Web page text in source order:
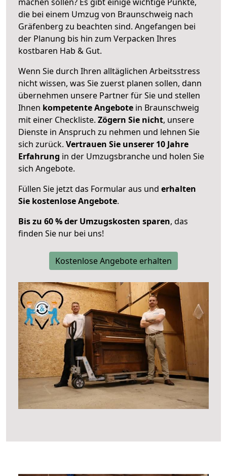
die bei einem Umzug von Braunschweig nach
Gräfenberg zu beachten sind. Angefangen bei
der Planung bis hin zum Verpacken Ihres
kostbaren Hab & Gut.
Wenn Sie durch Ihren alltäglichen Arbeitsstress
nicht wissen, was Sie zuerst planen sollen, dann
übernehmen unsere Partner für Sie und stellen
Ihnen kompetente Angebote in Braunschweig
mit einer Checkliste. Zögern Sie nicht, unsere
Dienste in Anspruch zu nehmen und lehnen Sie
sich zurück. Vertrauen Sie unserer 10 Jahre
Erfahrung in der Umzugsbranche und holen Sie
sich Angebote.
Füllen Sie jetzt das Formular aus und erhalten
Sie kostenlose Angebote.
Bis zu 60 % der Umzugskosten sparen, das
finden Sie nur bei uns!
Kostenlose Angebote erhalten